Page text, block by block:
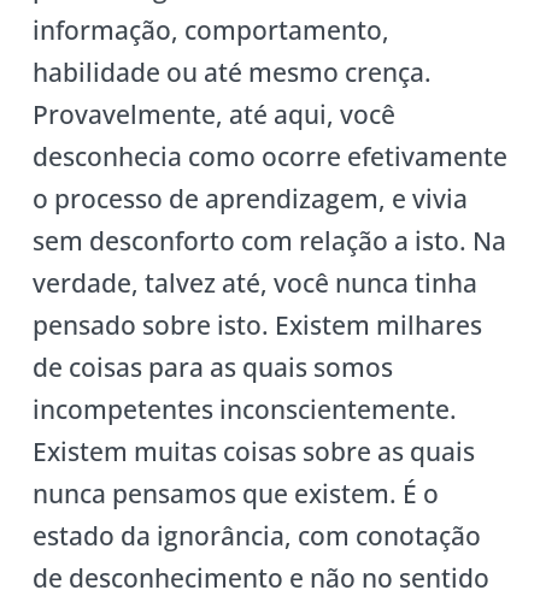
informação, comportamento,
habilidade ou até mesmo crença.
Provavelmente, até aqui, você
desconhecia como ocorre efetivamente
o processo de aprendizagem, e vivia
sem desconforto com relação a isto. Na
verdade, talvez até, você nunca tinha
pensado sobre isto. Existem milhares
de coisas para as quais somos
incompetentes inconscientemente.
Existem muitas coisas sobre as quais
nunca pensamos que existem. É o
estado da ignorância, com conotação
de desconhecimento e não no sentido